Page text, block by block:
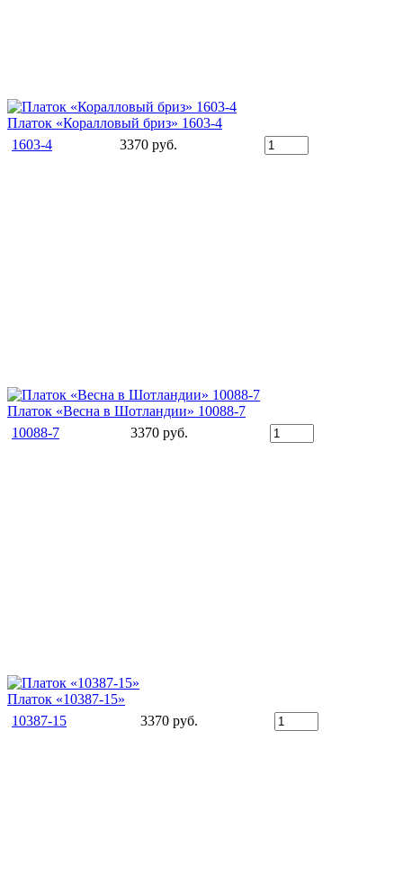
Платок «Коралловый бриз» 1603-4
1603-4
3370 руб.
Платок «Весна в Шотландии» 10088-7
10088-7
3370 руб.
Платок «10387-15»
10387-15
3370 руб.